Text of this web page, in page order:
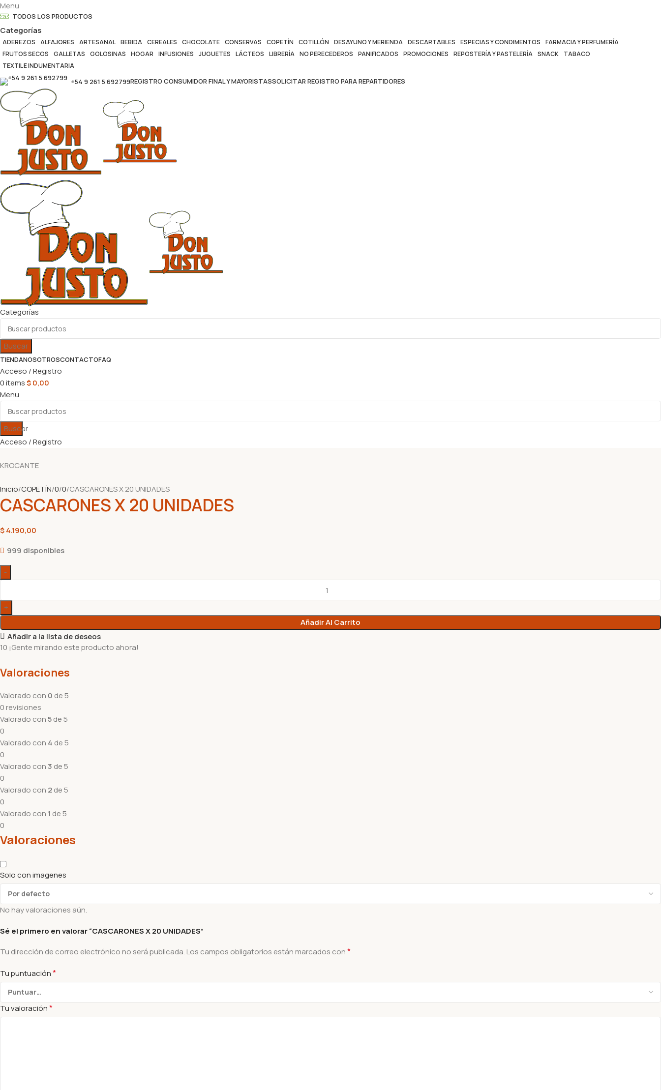
Menu
TODOS LOS PRODUCTOS
Categorías
ADEREZOS ALFAJORES ARTESANAL BEBIDA CEREALES CHOCOLATE CONSERVAS COPETÍN COTILLÓN DESAYUNO Y MERIENDA DESCARTABLES ESPECIAS Y CONDIMENTOS
FARMACIA Y PERFUMERÍA
FRUTOS SECOS
GALLETAS GOLOSINAS HOGAR INFUSIONES JUGUETES LÁCTEOS LIBRERÍA NO PERECEDEROS PANIFICADOS PROMOCIONES REPOSTERÍA Y PASTELERÍA SNACK
TABACO
TEXTIL E INDUMENTARIA
+54 9 261 5 692799REGISTRO CONSUMIDOR FINAL Y MAYORISTASSOLICITAR REGISTRO PARA REPARTIDORES
Categorías
Buscar
TIENDANOSOTROSCONTACTOFAQ
Acceso / Registro
0items$0,00
Menu
Buscar
Acceso / Registro
KROCANTE
Inicio COPETÍN 0 0 CASCARONES X 20 UNIDADES
CASCARONES X 20 UNIDADES
$4.190,00
999 disponibles
Añadir Al Carrito
Añadir a la lista de deseos
10 ¡Gente mirando este producto ahora!
Valoraciones
Valorado con 0 de 5
0 revisiones
Valorado con5de 5
0
Valorado con 4 de 5
0
Valorado con3 de 5
0
Valorado con 2de 5
0
Valorado con 1 de 5
0
Valoraciones
Solo con imagenes
No hay valoraciones aún.
Sé el primero en valorar “CASCARONES X 20 UNIDADES”
Tu dirección de correo electrónico no será publicada. Los campos obligatorios están marcados con*
Tu puntuación*
Tu valoración*